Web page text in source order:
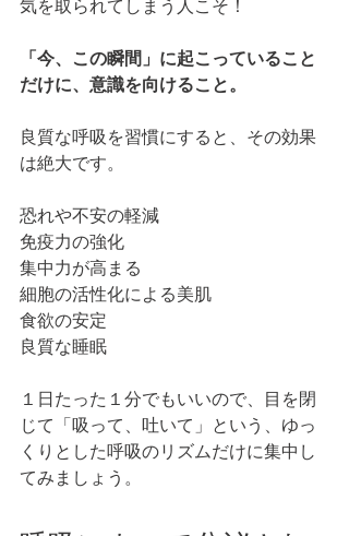
気を取られてしまう人こそ！
「今、この瞬間」に起こっていること
だけに、意識を向けること。
良質な呼吸を習慣にすると、その効果
は絶大です。
恐れや不安の軽減
免疫力の強化
集中力が高まる
細胞の活性化による美肌
食欲の安定
良質な睡眠
１日たった１分でもいいので、目を閉
じて「吸って、吐いて」という、ゆっ
くりとした呼吸のリズムだけに集中し
てみましょう。